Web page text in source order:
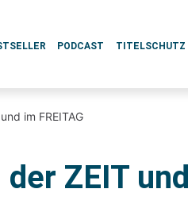
PODCAST TITELSCHUTZ
im FREITAG
ZEIT